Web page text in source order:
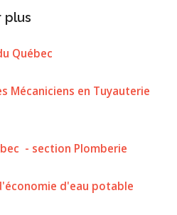
plus
Québec
Mécaniciens en Tuyauterie
- section Plomberie
d'eau potable